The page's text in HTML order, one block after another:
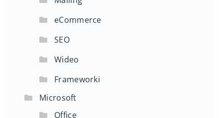
eCommerce
SEO
Wideo
Frameworki
Microsoft
Office